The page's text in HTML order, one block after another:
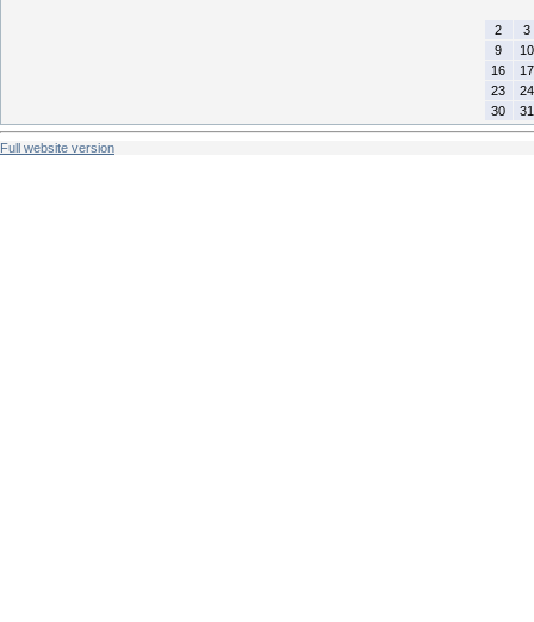
2
3
9
10
16
17
23
24
30
31
Full website version